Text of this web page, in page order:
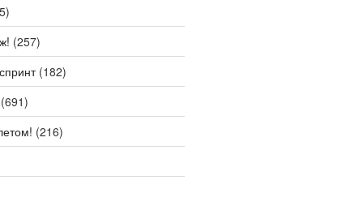
(257)
(182)
(216)